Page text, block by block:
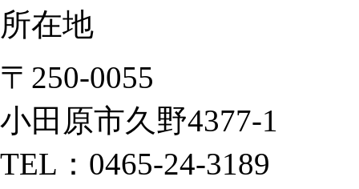
所在地
〒250-0055
小田原市久野4377-1
TEL： 0465-24-3189